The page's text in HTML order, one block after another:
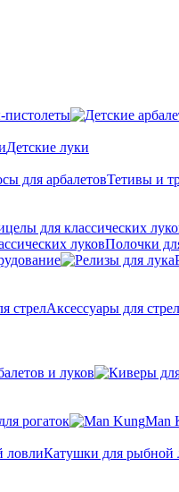
пистолеты
Детские луки
Тетивы и
для классических
Полочки
Аксессуары для стрел
и луков
рогаток
Man
Катушки для рыбной